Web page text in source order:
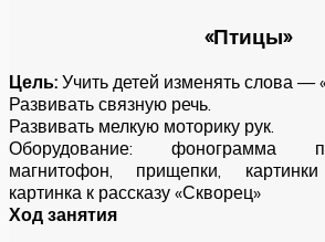
«Птицы»
Цель: Учить детей изменять слова —
Развивать связную речь.
Развивать мелкую моторику рук.
Оборудование: фонограмма
магнитофон, прищепки,
картинка к рассказу «Скворец»
Ход занятия